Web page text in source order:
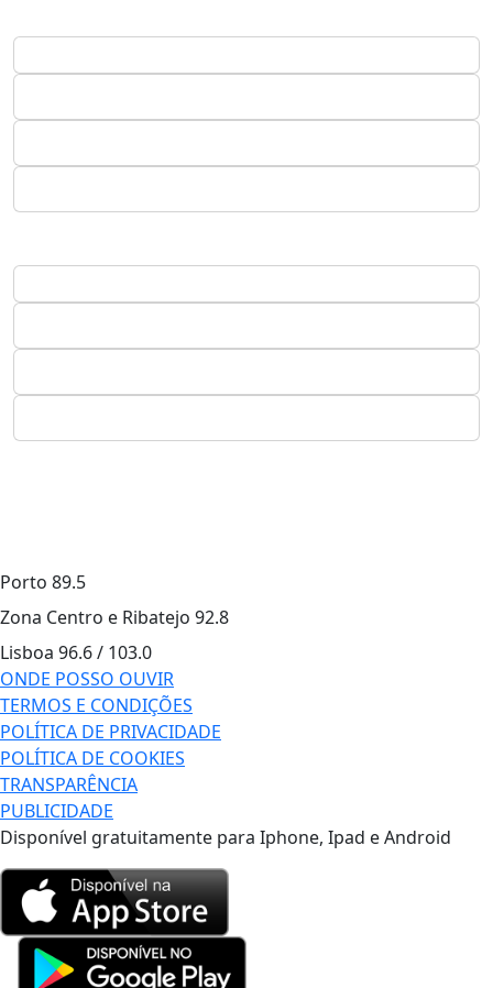
Porto 89.5
Zona Centro e Ribatejo 92.8
Lisboa 96.6 / 103.0
ONDE POSSO OUVIR
TERMOS E CONDIÇÕES
POLÍTICA DE PRIVACIDADE
POLÍTICA DE COOKIES
TRANSPARÊNCIA
PUBLICIDADE
Disponível gratuitamente para Iphone, Ipad e Android